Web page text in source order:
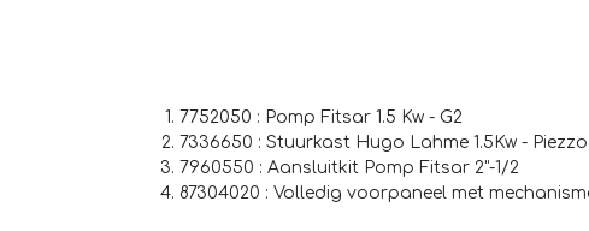
7752050 : Pomp Fitsar 1.5 Kw - G2
7336650 : Stuurkast Hugo Lahme 1.5Kw - Piezzo
7960550 : Aansluitkit Pomp Fitsar 2"-1/2
87304020 : Volledig voorpaneel met